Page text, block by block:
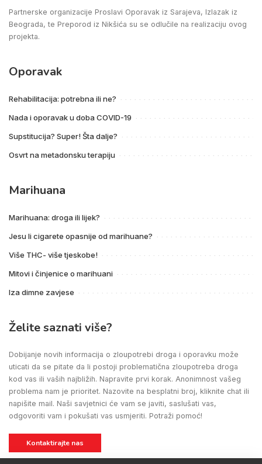
Partnerske organizacije Proslavi Oporavak iz Sarajeva, Izlazak iz
Beograda, te Preporod iz Nikšića su se odlučile na realizaciju ovog
projekta.
Oporavak
Rehabilitacija: potrebna ili ne?
Nada i oporavak u doba COVID-19
Supstitucija? Super! Šta dalje?
Osvrt na metadonsku terapiju
Marihuana
Marihuana: droga ili lijek?
Jesu li cigarete opasnije od marihuane?
Više THC- više tjeskobe!
Mitovi i činjenice o marihuani
Iza dimne zavjese
Želite saznati više?
Dobijanje novih informacija o zloupotrebi droga i oporavku može
uticati da se pitate da li postoji problematična zloupotreba droga
kod vas ili vaših najbližih. Napravite prvi korak. Anonimnost vašeg
problema nam je prioritet. Nazovite na besplatni broj, kliknite chat ili
napišite mail. Naši savjetnici će vam se javiti, saslušati vas,
odgovoriti vam i pokušati vas usmjeriti. Potraži pomoć!
Kontaktirajte nas